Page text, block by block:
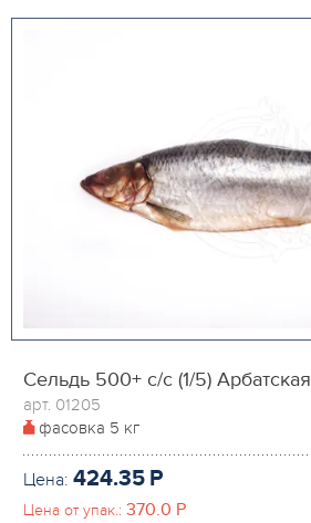
Сельдь 500+ с/с (1/5) Арбатская
арт. 01205
фасовка 5 кг
Цена: 424.35 P
Цена от упак.: 370.0 P